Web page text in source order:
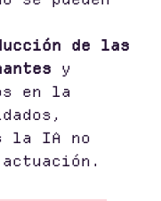
de las
y
en la
la IA no